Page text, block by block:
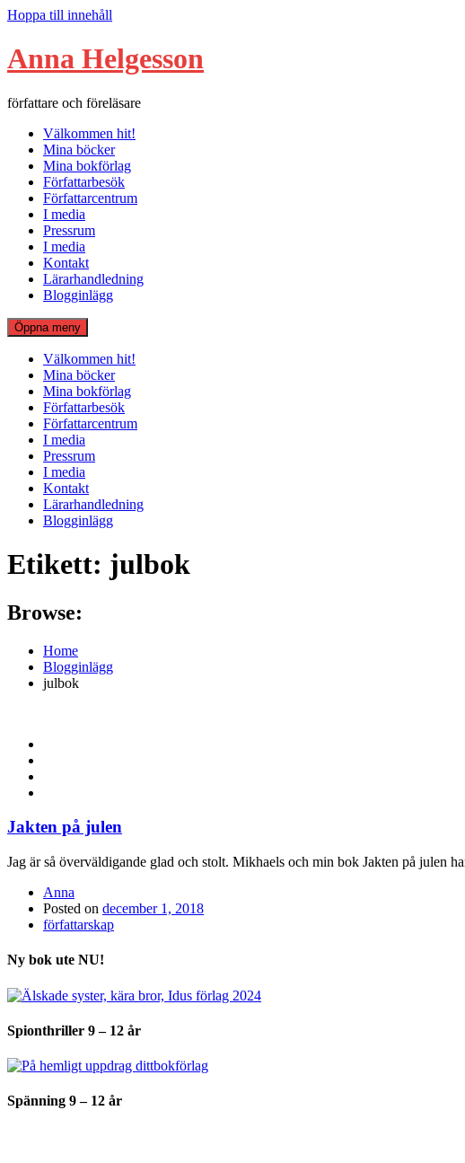
Hoppa till innehåll
Anna Helgesson
författare och föreläsare
Välkommen hit!
Mina böcker
Mina bokförlag
Författarbesök
Författarcentrum
I media
Pressrum
I media
Kontakt
Lärarhandledning
Blogginlägg
Öppna meny
Välkommen hit!
Mina böcker
Mina bokförlag
Författarbesök
Författarcentrum
I media
Pressrum
I media
Kontakt
Lärarhandledning
Blogginlägg
Etikett: julbok
Browse:
Home
Blogginlägg
julbok
Jakten på julen
Jag är så överväldigande glad och stolt. Mikhaels och min bok Jakten på julen
Anna
Posted on december 1, 2018
författarskap
Ny bok ute NU!
Spionthriller 9 – 12 år
Spänning 9 – 12 år